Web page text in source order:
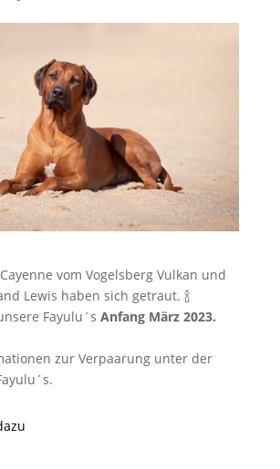
vom Vogelsberg Vulkan und
Lewis haben sich getraut. 🍾
Fayulu´s Anfang März 2023.
zur Verpaarung unter der